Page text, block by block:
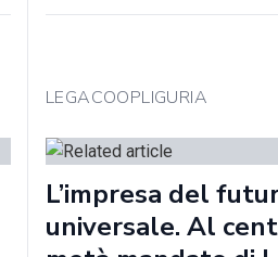
LEGACOOPLIGURIA
L’impresa del
universale. Al